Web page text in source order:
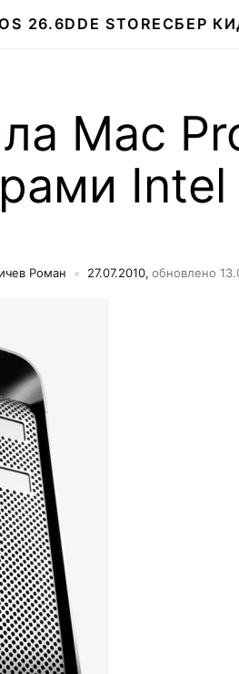
26.6DDE STORE СБЕР
Mac
Intel
Роман 27.07.2010, обновлено